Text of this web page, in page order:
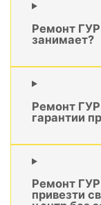
Ремонт
занимает?
Ремонт
гарантии
Ремонт
привезти